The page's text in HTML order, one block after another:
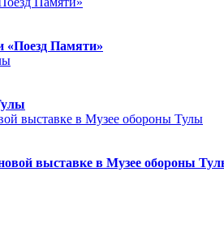
«Поезд Памяти»
выставке в Музее обороны